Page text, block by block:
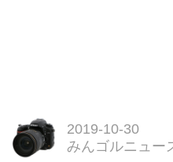
2019-10-30
みんゴルニュー